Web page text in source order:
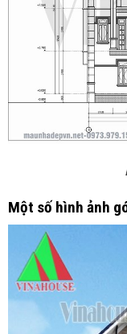
Một số hình ảnh